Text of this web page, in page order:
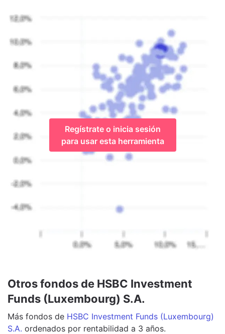
Regístrate o inicia sesión
para usar esta herramienta
Otros fondos de HSBC Investment
Funds (Luxembourg) S.A.
Más fondos de HSBC Investment Funds (Luxembourg)
S.A. ordenados por rentabilidad a 3 años.